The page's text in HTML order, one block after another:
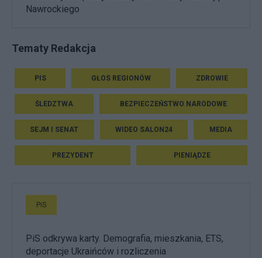
Nawrockiego
Tematy Redakcja
PIS GŁOS REGIONÓW ZDROWIE
ŚLEDZTWA BEZPIECZEŃSTWO NARODOWE
SEJM I SENAT WIDEO SALON24 MEDIA
PREZYDENT PIENIĄDZE
PiS
PiS odkrywa karty. Demografia, mieszkania, ETS,
deportacje Ukraińców i rozliczenia